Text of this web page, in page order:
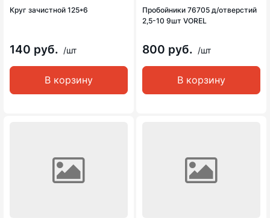
Круг зачистной 125*6
140 руб. /шт
В корзину
Пробойники 76705 д/отверстий
2,5-10 9шт VOREL
800 руб. /шт
В корзину